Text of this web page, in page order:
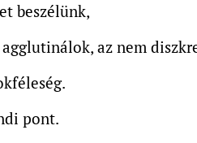
beszélünk,
az nem
pont.